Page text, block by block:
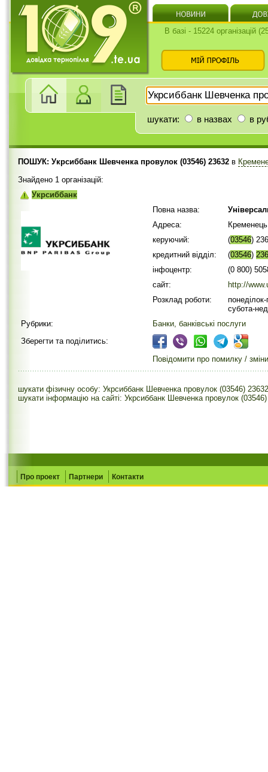
В базі - 15224 організацій
шукати: в назвах в
ПОШУК: Укрсиббанк Шевченка провулок (03546) 23632 в
Знайдено 1 організацій:
Укрсиббанк
Повна назва:
Адреса:
керуючий:
(03546)
кредитний відділ:
(03546)
інфоцентр:
(0 800)
сайт:
http://
Розклад роботи:
субота-
Рубрики:
Банки, банківські послуги
Зберегти та поділитись:
Повідомити про помилку / зміни
шукати фізичну особу: Укрсиббанк Шевченка провулок (03546) 23632
шукати інформацію на сайті: Укрсиббанк Шевченка провулок
Про проект Партнери Контакти